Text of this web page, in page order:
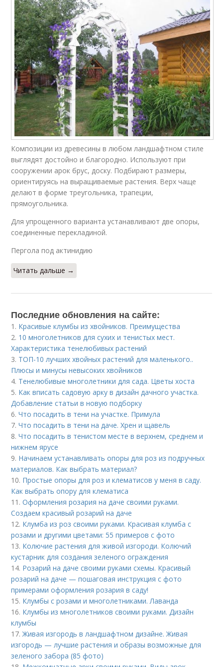
Композиции из древесины в любом ландшафтном стиле
выглядят достойно и благородно. Используют при
сооружении арок брус, доску. Подбирают размеры,
ориентируясь на выращиваемые растения. Верх чаще
делают в форме треугольника, трапеции,
прямоугольника.
Для упрощенного варианта устанавливают две опоры,
соединенные перекладиной.
Пергола под актинидию
Читать дальше →
Последние обновления на сайте:
1. Красивые клумбы из хвойников. Преимущества
2. 10 многолетников для сухих и тенистых мест.
Характеристика тенелюбивых растений
3. ТОП-10 лучших хвойных растений для маленького..
Плюсы и минусы невысоких хвойников
4. Тенелюбивые многолетники для сада. Цветы хоста
5. Как вписать садовую арку в дизайн дачного участка.
Добавление статьи в новую подборку
6.Что посадить в тени на участке. Примула
7.Что посадить в тени на даче. Хрен и щавель
8.Что посадить в тенистом месте в верхнем, среднем и
нижнем ярусе
9. Начинаем устанавливать опоры для роз из подручных
материалов. Как выбрать материал?
10. Простые опоры для роз и клематисов у меня в саду.
Как выбрать опору для клематиса
11.Оформления розария на даче своими руками.
Создаем красивый розарий на даче
12. Клумба из роз своими руками. Красивая клумба с
розами и другими цветами: 55 примеров с фото
13. Колючие растения для живой изгороди. Колючий
кустарник для создания зеленого ограждения
14. Розарий на даче своими руками схемы. Красивый
розарий на даче — пошаговая инструкция с фото
примерами оформления розария в саду!
15. Клумбы с розами и многолетниками. Лаванда
16. Клумбы из многолетников своими руками. Дизайн
клумбы
17.Живая изгородь в ландшафтном дизайне. Живая
изгородь — лучшие растения и образы возможные для
зеленого забора (85 фото)